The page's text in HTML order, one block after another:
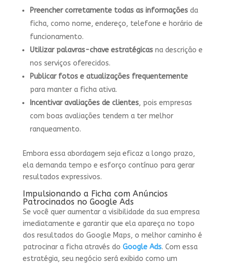
Preencher corretamente todas as informaçõesda
ficha, como nome, endereço, telefone e horário de
funcionamento.
Utilizar palavras-chave estratégicasna descrição e
nos serviços oferecidos.
Publicar fotos e atualizações frequentemente
para manter a ficha ativa.
Incentivar avaliações de clientes, pois empresas
com boas avaliações tendem a ter melhor
ranqueamento.
Embora essa abordagem seja eficaz a longo prazo,
ela demanda tempo e esforço contínuo para gerar
resultados expressivos.
Impulsionando a Ficha com Anúncios
Patrocinados no Google Ads
Se você quer aumentar a visibilidade da sua empresa
imediatamente e garantir que ela apareça no topo
dos resultados do Google Maps, o melhor caminho é
patrocinar a ficha através do Google Ads. Com essa
estratégia, seu negócio será exibido como um